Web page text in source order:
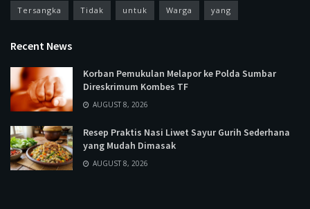
Tersangka Tidak untuk Warga yang
Recent News
Korban Pemukulan Melapor ke Polda Sumbar
Direskrimum Kombes TF
AUGUST 8, 2026
Resep Praktis Nasi Liwet Sayur Gurih Sederhana
yang Mudah Dimasak
AUGUST 8, 2026